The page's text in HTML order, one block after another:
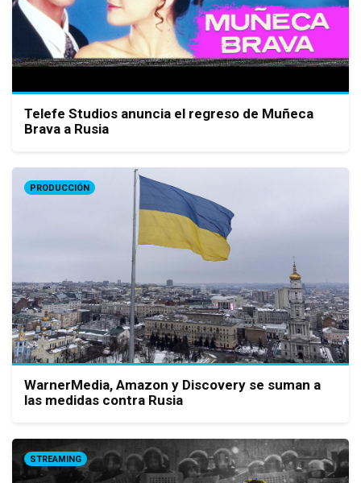
Telefe Studios anuncia el regreso de Muñeca
Brava a Rusia
PRODUCCIÓN
WarnerMedia, Amazon y Discovery se suman a
las medidas contra Rusia
STREAMING